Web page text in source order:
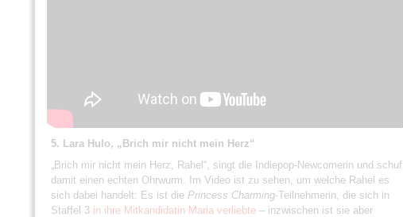
5. Lara Hulo, „Brich mir nicht mein Herz“
„Brich mir nicht mein Herz, Rahel“, singt die Indiepop-Newcomerin und schuf
damit einen echten Ohrwurm. Im Video ist zu sehen, um welche Rahel es
sich dabei handelt: Es ist die Princess Charming-Teilnehmerin, die sich in
Staffel 3 in ihre Mitkandidatin Maria verliebte – inzwischen ist sie aber